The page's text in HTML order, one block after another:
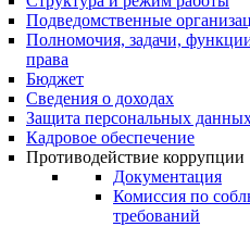
Подведомственные
Полномочия, задачи,
права
Бюджет
Сведения о доходах
Защита персональных
Кадровое обеспечение
Противодействие коррупции
Документация
Комиссия по
требований